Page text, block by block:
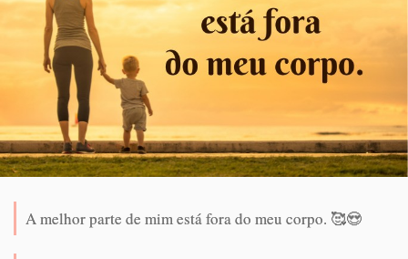
A melhor parte de mim está fora do meu corpo. 🥰😍